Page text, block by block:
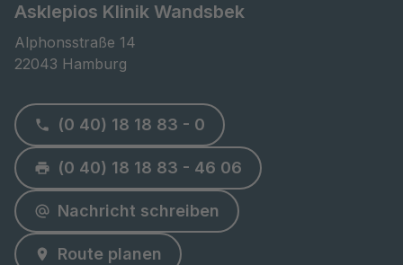
Asklepios Klinik Wandsbek
Alphonsstraße 14
22043 Hamburg
(0 40) 18 18 83 - 0
(0 40) 18 18 83 - 46 06
Nachricht schreiben
Route planen